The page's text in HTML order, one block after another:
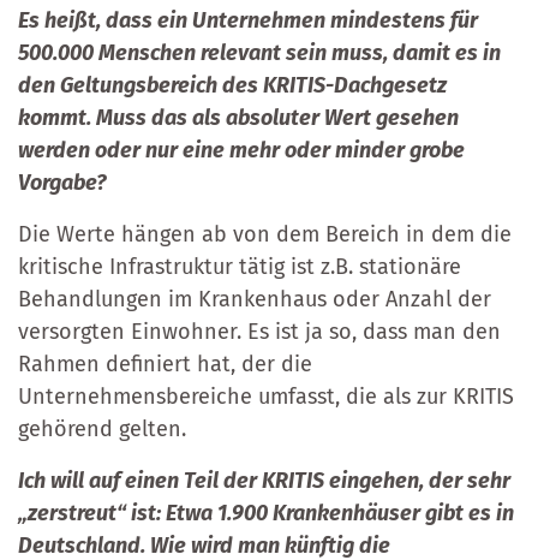
Es heißt, dass ein Unternehmen mindestens für
500.000 Menschen relevant sein muss, damit es in
den Geltungsbereich des KRITIS-Dachgesetz
kommt. Muss das als absoluter Wert gesehen
werden oder nur eine mehr oder minder grobe
Vorgabe?
Die Werte hängen ab von dem Bereich in dem die
kritische Infrastruktur tätig ist z.B. stationäre
Behandlungen im Krankenhaus oder Anzahl der
versorgten Einwohner. Es ist ja so, dass man den
Rahmen definiert hat, der die
Unternehmensbereiche umfasst, die als zur KRITIS
gehörend gelten.
Ich will auf einen Teil der KRITIS eingehen, der sehr
„zerstreut“ ist: Etwa 1.900 Krankenhäuser gibt es in
Deutschland. Wie wird man künftig die